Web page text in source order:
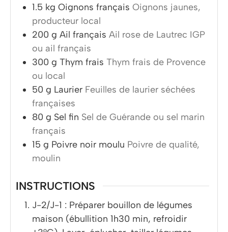
1.5 kg Oignons français Oignons jaunes,
producteur local
200 g Ail français Ail rose de Lautrec IGP
ou ail français
300 g Thym frais Thym frais de Provence
ou local
50 g Laurier Feuilles de laurier séchées
françaises
80 g Sel fin Sel de Guérande ou sel marin
français
15 g Poivre noir moulu Poivre de qualité,
moulin
INSTRUCTIONS
J-2/J-1 : Préparer bouillon de légumes
maison (ébullition 1h30 min, refroidir